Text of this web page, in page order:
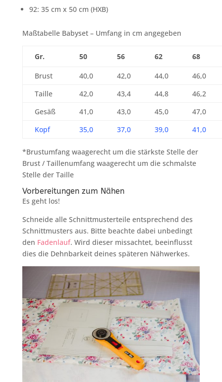
92: 35 cm x 50 cm (HXB)
Maßtabelle Babyset – Umfang in cm angegeben
Gr. 50 56 62 68
Brust 40,0 42,0 44,0
46,0
Taille
42,0 43,4 44,8
46,2
Gesäß
41,0 43,0 45,0
47,0
Kopf
35,0 37,0 39,0 41,0
*Brustumfang waagerecht um die stärkste Stelle der
Brust / Taillenumfang waagerecht um die schmalste
Stelle der Taille
Vorbereitungen zum Nähen
Es geht los!
Schneide alle Schnittmusterteile entsprechend des
Schnittmusters aus. Bitte beachte dabei unbedingt
den Fadenlauf. Wird dieser missachtet, beeinflusst
dies die Dehnbarkeit deines späteren Nähwerkes.